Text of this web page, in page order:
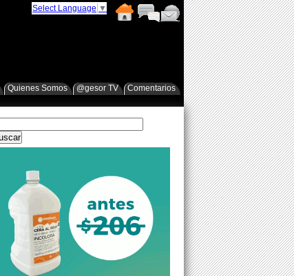
Select Language ▼
Quienes Somos @gesor TV Comentarios